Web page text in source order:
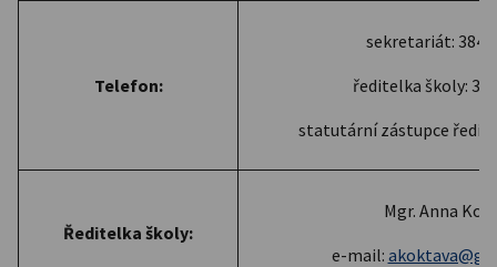
Telefon:
sekretariát: 384
ředitelka školy:
statutární zástupce
Ředitelka školy:
Mgr. Anna
e-mail: